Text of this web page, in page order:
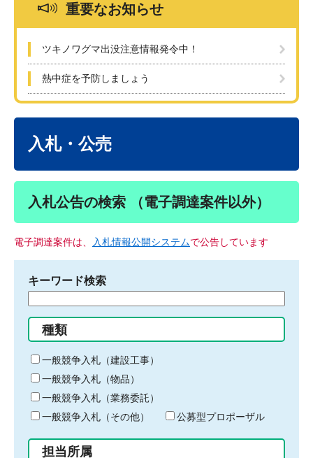
重要なお知らせ
ツキノワグマ出没注意情報発令中！
熱中症を予防しましょう
入札・公売
入札公告の検索 （電子調達案件以外）
電子調達案件は、 入札情報公開システムで公告しています
キーワード検索
る
キ
ー
ワ
ー
ド
入
種類
一般競争入札（建設工事）
一般競争入札（物品）
一般競争入札（業務委託）
一般競争入札（その他）
公募型プロポーザル
担当所属